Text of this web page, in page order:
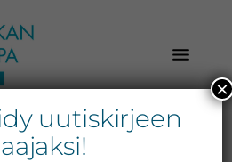
uutiskirjeen
×